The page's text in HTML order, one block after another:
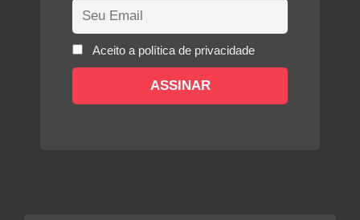
Aceito a política de privacidade